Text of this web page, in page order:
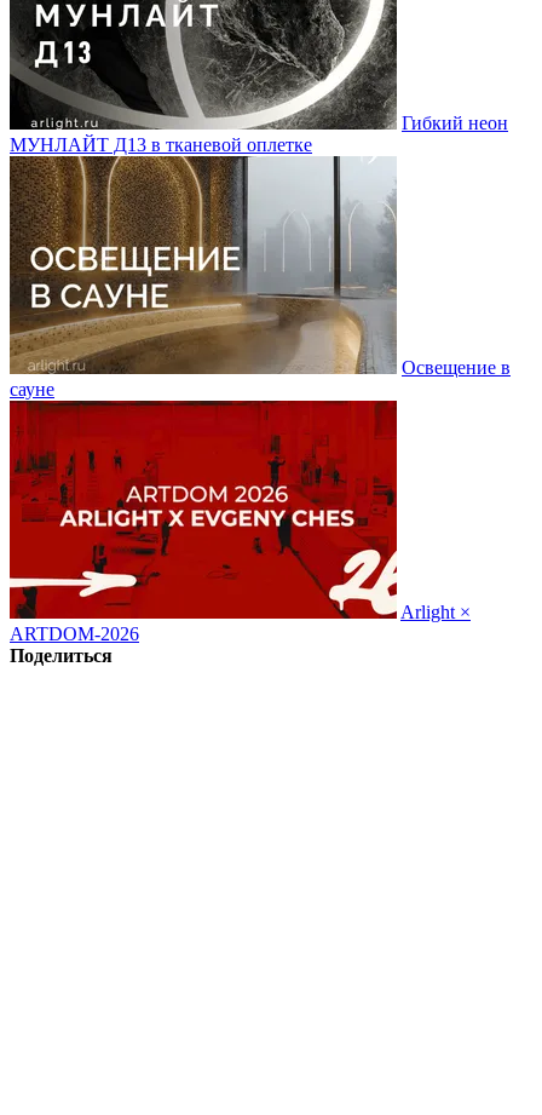
Гибкий неон
МУНЛАЙТ Д13 в тканевой оплетке
Освещение в
сауне
Arlight ×
ARTDOM-2026
Поделиться